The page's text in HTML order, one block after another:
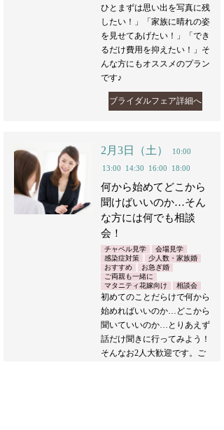
ひとまずは思い出を写真に残
したい！」「家族に晴れの姿
を見せてあげたい！」「でき
るだけ費用を抑えたい！」そ
んな方にもオススメのプラン
です♪
ブライダルフェア詳細へ
2月3日（土）
10:00
13:00
14:30 16:00 18:00
何から始めてどこから
聞けばいいのか…そん
な方には何でも相談
会！
チャペル見学
会場見学
感染症対策
少人数・家族婚
おすすめ
お急ぎ婚
ご両親も一緒に
マタニティ花嫁向け
相談会
初めてのことだらけで何から
始めればいいのか…どこから
聞いていいのか…とりあえず
話だけ聞きに行ってみよう！
そんなお2人大歓迎です。ご